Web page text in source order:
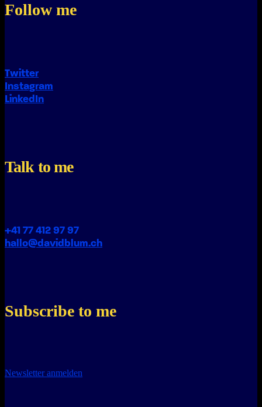
Follow me
Twitter
Instagram
LinkedIn
Talk to me
+41 77 412 97 97
hallo@davidblum.ch
Subscribe to me
Newsletter anmelden